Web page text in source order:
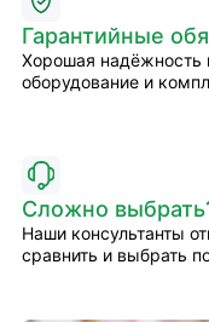
Гарантийные
Хорошая надёжность
оборудование и
Сложно
Наши консультанты
сравнить и выбрать